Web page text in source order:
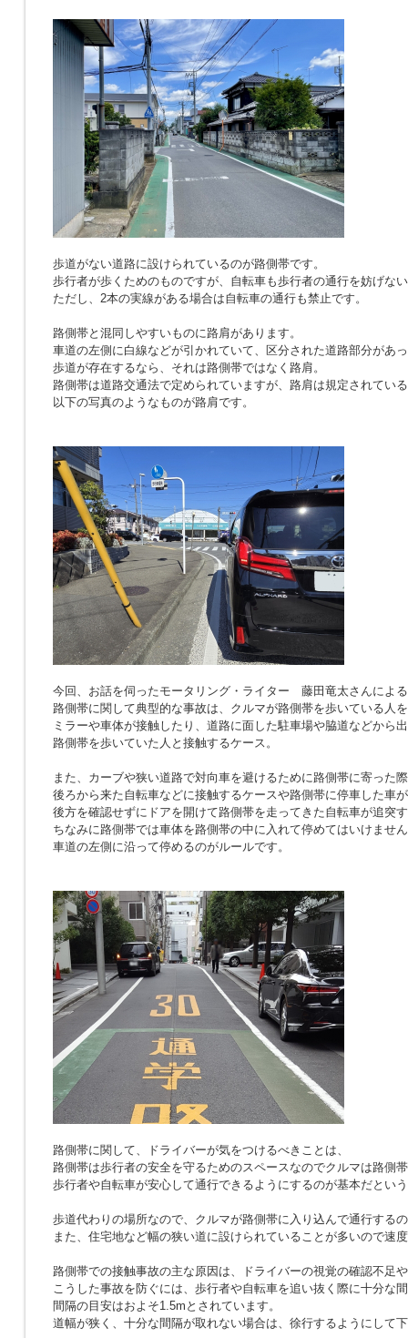
歩道がない道路に設けられているのが路側帯です。
歩行者が歩くためのものですが、自転車も歩行者の通行を妨げな
ただし、2本の実線がある場合は自転車の通行も禁止です。
路側帯と混同しやすいものに路肩があります。
車道の左側に白線などが引かれていて、区分された道路部分があ
歩道が存在するなら、それは路側帯ではなく路肩。
路側帯は道路交通法で定められていますが、路肩は規定されてい
以下の写真のようなものが路肩です。
今回、お話を伺ったモータリング・ライター 藤田竜太さんによ
路側帯に関して典型的な事故は、クルマが路側帯を歩いている人
ミラーや車体が接触したり、道路に面した駐車場や脇道などから
路側帯を歩いていた人と接触するケース。
また、カーブや狭い道路で対向車を避けるために路側帯に寄った
後ろから来た自転車などに接触するケースや路側帯に停車した車
後方を確認せずにドアを開けて路側帯を走ってきた自転車が追突
ちなみに路側帯では車体を路側帯の中に入れて停めてはいけませ
車道の左側に沿って停めるのがルールです。
路側帯に関して、ドライバーが気をつけるべきことは、
路側帯は歩行者の安全を守るためのスペースなのでクルマは路側
歩行者や自転車が安心して通行できるようにするのが基本だとい
歩道代わりの場所なので、クルマが路側帯に入り込んで通行する
また、住宅地など幅の狭い道に設けられていることが多いので速
路側帯での接触事故の主な原因は、ドライバーの視覚の確認不足
こうした事故を防ぐには、歩行者や自転車を追い抜く際に十分な
間隔の目安はおよそ1.5mとされています。
道幅が狭く、十分な間隔が取れない場合は、徐行するようにして